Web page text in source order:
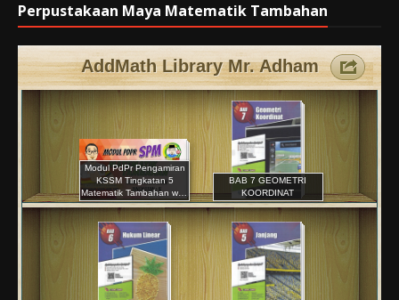
Perpustakaan Maya Matematik Tambahan